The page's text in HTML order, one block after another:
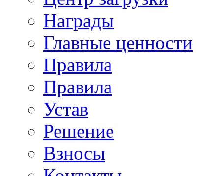
Награды
Главные ценности
Правила
Правила
Устав
Решение
Взносы